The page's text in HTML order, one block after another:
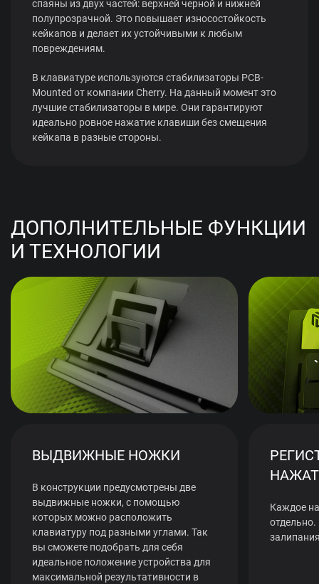
спаяны из двух частей: верхней черной и нижней
полупрозрачной. Это повышает износостойкость
кейкапов и делает их устойчивыми к любым
повреждениям.
В клавиатуре используются стабилизаторы PCB-
Mounted от компании Cherry. На данный момент это
лучшие стабилизаторы в мире. Они гарантируют
идеально ровное нажатие клавиши без смещения
кейкапа в разные стороны.
ДОПОЛНИТЕЛЬНЫЕ ФУНКЦИИ
И ТЕХНОЛОГИИ
ВЫДВИЖНЫЕ НОЖКИ
В конструкции предусмотрены две
выдвижные ножки, с помощью
которых можно расположить
клавиатуру под разными углами. Так
вы сможете подобрать для себя
идеальное положение устройства для
максимальной результативности в
Каждое